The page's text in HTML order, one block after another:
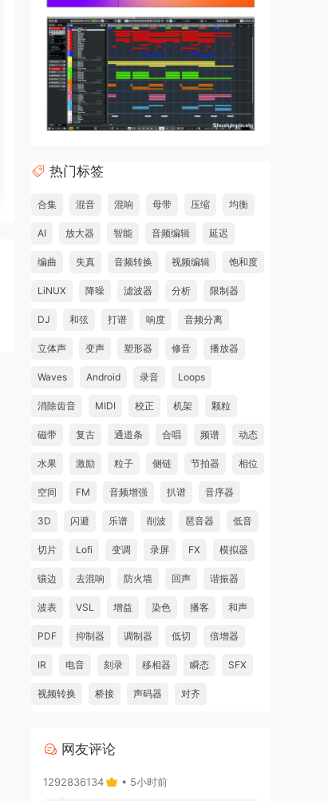
热门标签
合集 混音 混响 母带 压缩 均衡
AI 放大器 智能 音频编辑 延迟
编曲 失真 音频转换 视频编辑 饱和度
LiNUX 降噪 滤波器 分析 限制器
DJ 和弦 打谱 响度 音频分离
立体声 变声 塑形器 修音 播放器
Waves Android 录音 Loops
消除齿音 MIDI 校正 机架 颗粒
磁带 复古 通道条 合唱 频谱 动态
水果 激励 粒子 侧链 节拍器 相位
空间 FM 音频增强 扒谱 音序器
3D 闪避 乐谱 削波 琶音器 低音
切片 Lofi 变调 录屏 FX 模拟器
镶边 去混响 防火墙 回声 谐振器
波表 VSL 增益 染色 播客 和声
PDF 抑制器 调制器 低切 倍增器
IR 电音 刻录 移相器 瞬态 SFX
视频转换 桥接 声码器 对齐
网友评论
1292836134 • 5小时前